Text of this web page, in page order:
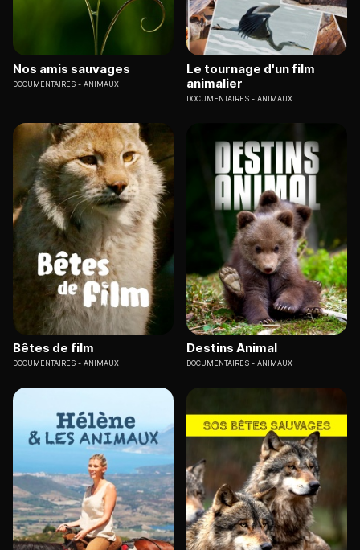
Nos amis sauvages
DOCUMENTAIRES ANIMAUX
Le tournage d'un film
animalier
DOCUMENTAIRES ANIMAUX
Bêtes de film
DOCUMENTAIRES ANIMAUX
Destins Animal
DOCUMENTAIRES ANIMAUX